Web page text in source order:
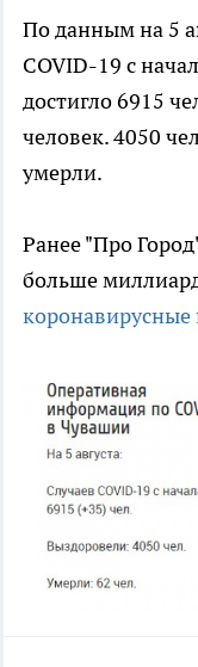
По данным на 5
COVID-19 с
достигло 6915
человек. 4050
умерли.
Ранее "Про
больше
коронавирусные